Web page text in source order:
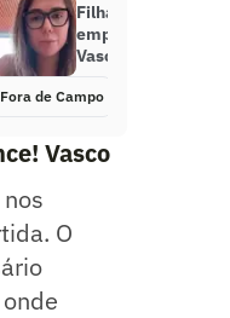
Filha de Renato
empatia antes de
Vasco após perda
Fora de Campo
Vasco
O